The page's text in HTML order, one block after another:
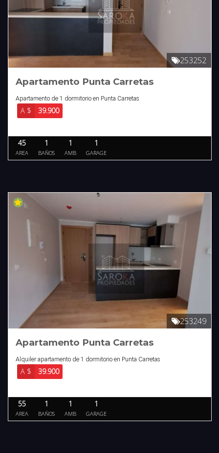
253252
Apartamento Punta Carretas
Apartamento de 1 dormitorio en Punta Carretas
A $ 39.900
45
AREA
1
BAÑOS
1
AMB
1
GARAGE
253249
Apartamento Punta Carretas
Alquiler apartamento de 1 dormitorio en Punta Carretas
A $ 39.900
55
AREA
1
BAÑOS
1
AMB
1
GARAGE